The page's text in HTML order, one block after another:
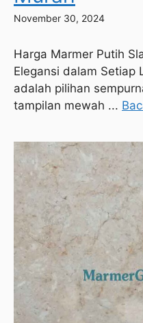
November 30, 2024
Harga Marmer Putih
Elegansi dalam Setiap
adalah pilihan
tampilan mewah ...